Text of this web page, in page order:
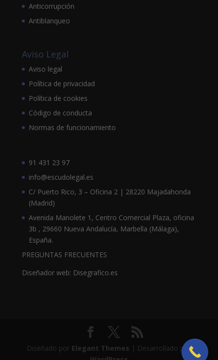
Anticorrupción
Antiblanqueo
Aviso Legal
Aviso legal
Política de privacidad
Política de cookies
Código de conducta
Normas de funcionamiento
91 431 23 97
info@escudolegal.es
C/ Puerto Rico, 3 – Oficina 2 | 28220 Majadahonda
(Madrid)
Avenida Manolete 1, Centro Comercial Plaza, oficina
3b , 29660 Nueva Andalucía, Marbella (Málaga),
España.
PREGUNTAS FRECUENTES
Diseñador web: Disegrafico.es
Diseñado por Elegant Themes | Desarrollado por